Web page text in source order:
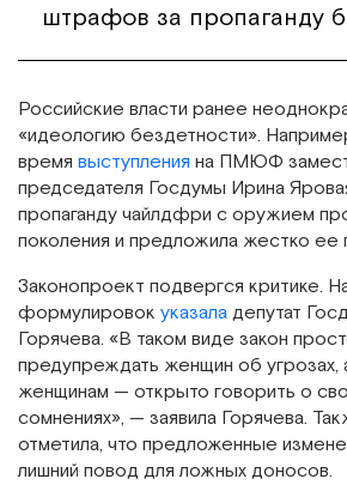
штрафов за пропаганду
Российские власти ранее
«идеологию бездетности».
время выступления на ПМЮФ
председателя Госдумы Ирина
пропаганду чайлдфри с оружием
поколения и предложила жестко ее
Законопроект подвергся критике.
формулировок указаладепутат
Горячева. «В таком виде закон
предупреждать женщин об угрозах,
женщинам — открыто говорить о
сомнениях», — заявила Горячева.
отметила, что предложенные
лишний повод для ложных доносов.